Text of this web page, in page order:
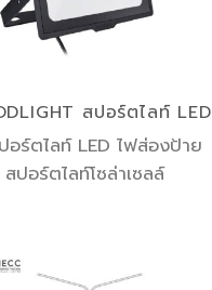
สปอร์ตไลท์ LED
อร์ตไลท์ LED ไฟส่องป้าย
สปอร์ตไลท์โซล่าเซลล์